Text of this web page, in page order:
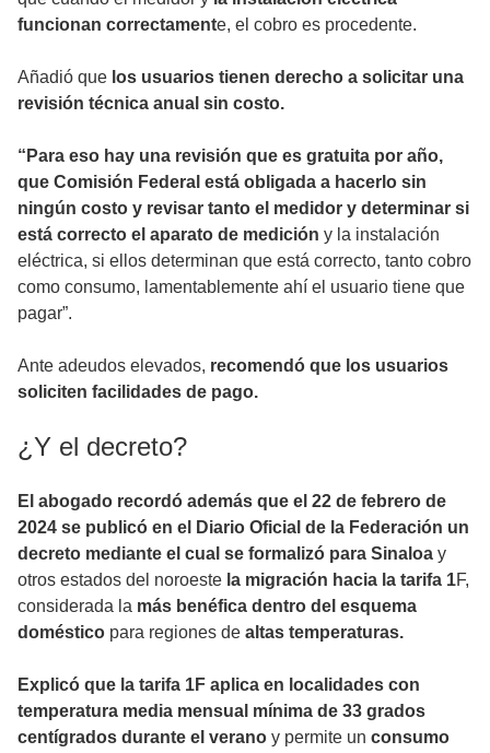
funcionan correctamente, el cobro es procedente.
Añadió que los usuarios tienen derecho a solicitar una
revisión técnica anual sin costo.
“Para eso hay una revisión que es gratuita por año,
que Comisión Federal está obligada a hacerlo sin
ningún costo y revisar tanto el medidor y determinar si
está correcto el aparato de medición y la instalación
eléctrica, si ellos determinan que está correcto, tanto cobro
como consumo, lamentablemente ahí el usuario tiene que
pagar”.
Ante adeudos elevados, recomendó que los usuarios
soliciten facilidades de pago.
¿Y el decreto?
El abogado recordó además que el 22 de febrero de
2024 se publicó en el Diario Oficial de la Federación un
decreto mediante el cual se formalizó para Sinaloa y
otros estados del noroeste la migración hacia la tarifa 1F,
considerada la más benéfica dentro del esquema
doméstico para regiones de altas temperaturas.
Explicó que la tarifa 1F aplica en localidades con
temperatura media mensual mínima de 33 grados
centígrados durante el verano y permite un consumo